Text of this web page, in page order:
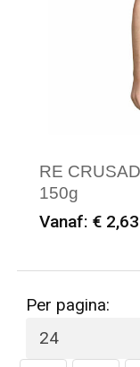
RE
150g
Vanaf: € 2,63
Per pagina: